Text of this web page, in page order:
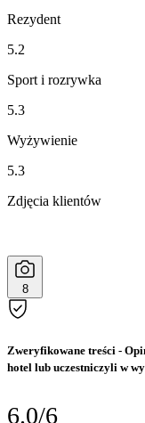
Rezydent
5.2
Sport i rozrywka
5.3
Wyżywienie
5.3
Zdjęcia klientów
8
Zweryfikowane treści -
hotel lub uczestniczyli w
6.0/6